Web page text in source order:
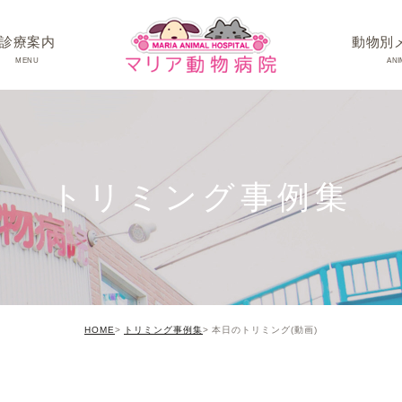
療案内
MENU
動物別
ネコちゃんの病気
うさぎちゃん･そ
トリミング事例集
HOME トリミング事例集 本日のトリミング(動画)